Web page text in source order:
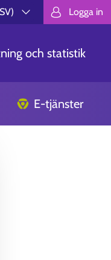
Välj språk.
Logga in
och statistik
E-tjänster